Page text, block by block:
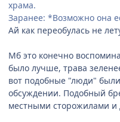
храма.
Заранее: *Возможно она
Ай как переобулась не
Мб это конечно
было лучше, трава
вот подобные "люди"
обсуждении. Подобный
местными сторожилами